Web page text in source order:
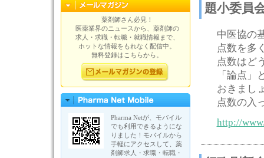
薬剤師さん必見！
医薬業界のニュースから、薬剤師の
求人・求職・転職・就職情報まで、
ホットな情報をもれなく配信中。
無料登録はこちらから。
Pharma Netが、モバイル
でも利用できるようにな
りました！モバイルから
手軽にアクセスして、薬
剤師求人・求職・転職・
題小委員
中医協の
点数を多
点数はど
「論点
おきまし
点数の入
http://